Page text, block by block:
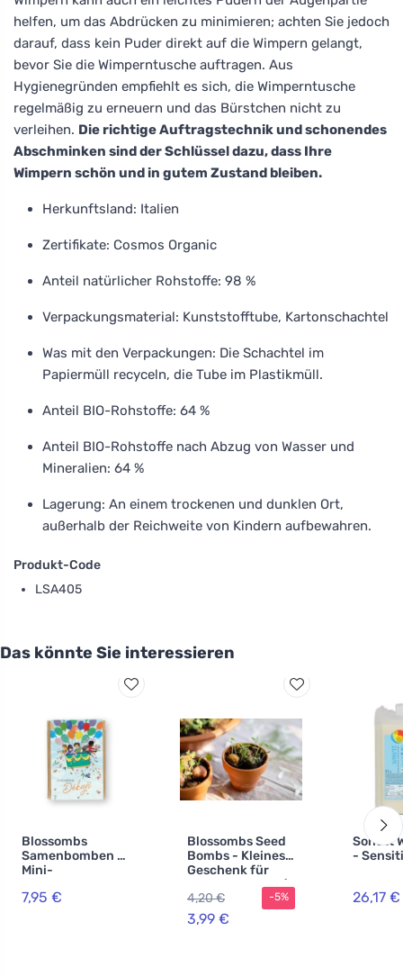
helfen, um das Abdrücken zu minimieren; achten Sie jedoch
darauf, dass kein Puder direkt auf die Wimpern gelangt,
bevor Sie die Wimperntusche auftragen. Aus
Hygienegründen empfiehlt es sich, die Wimperntusche
regelmäßig zu erneuern und das Bürstchen nicht zu
verleihen. Die richtige Auftragstechnik und schonendes
Abschminken sind der Schlüssel dazu, dass Ihre
Wimpern schön und in gutem Zustand bleiben.
Herkunftsland: Italien
Zertifikate: Cosmos Organic
Anteil natürlicher Rohstoffe: 98 %
Verpackungsmaterial: Kunststofftube, Kartonschachtel
Was mit den Verpackungen: Die Schachtel im
Papiermüll recyceln, die Tube im Plastikmüll.
Anteil BIO-Rohstoffe: 64 %
Anteil BIO-Rohstoffe nach Abzug von Wasser und
Mineralien: 64 %
Lagerung: An einem trockenen und dunklen Ort,
außerhalb der Reichweite von Kindern aufbewahren.
Produkt-Code
LSA405
Das könnte Sie interessieren
Blossombs
Samenbomben -
Mini-
Tausend Dank für
7,95 €
Blossombs Seed
Bombs - Kleines
Geschenk für
Lehrer - Bunny (2
Stück)
4,20 €
3,99 €
-5%
Sonett
-
26,17 €